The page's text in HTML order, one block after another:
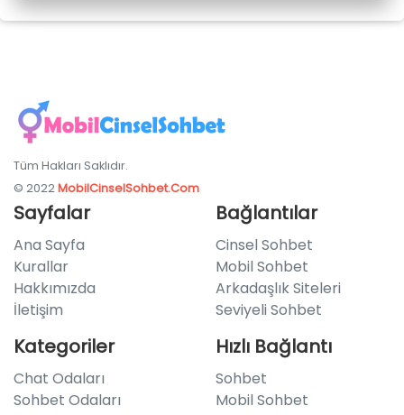
Tüm Hakları Saklıdır.
© 2022MobilCinselSohbet.Com
Sayfalar
Ana Sayfa
Kurallar
Hakkımızda
İletişim
Bağlantılar
Cinsel Sohbet
Mobil Sohbet
Arkadaşlık Siteleri
Seviyeli Sohbet
Kategoriler
Chat Odaları
Sohbet Odaları
Hızlı Bağlantı
Sohbet
Mobil Sohbet